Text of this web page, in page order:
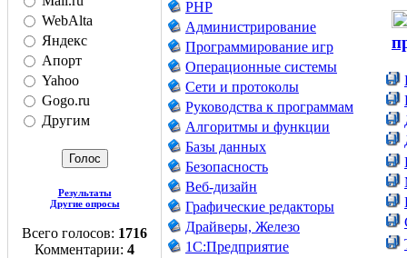
WebAlta
Яндекс
Апорт
Yahoo
Gogo.ru
Другим
Результаты
Другие опросы
Всего голосов: 1716
Комментарии: 4
PHP
Администрирование
Программирование игр
Операционные системы
Сети и протоколы
Руководства к программам
Алгоритмы и функции
Базы данных
Безопасность
Веб-дизайн
Графические редакторы
Драйверы, Железо
1С:Предприятие